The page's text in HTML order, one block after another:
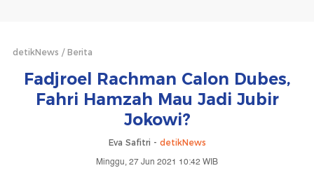
detikNews Berita
Fadjroel Rachman Calon Dubes,
Fahri Hamzah Mau Jadi Jubir
Jokowi?
Eva Safitri - detikNews
Minggu, 27 Jun 2021 10:42 WIB